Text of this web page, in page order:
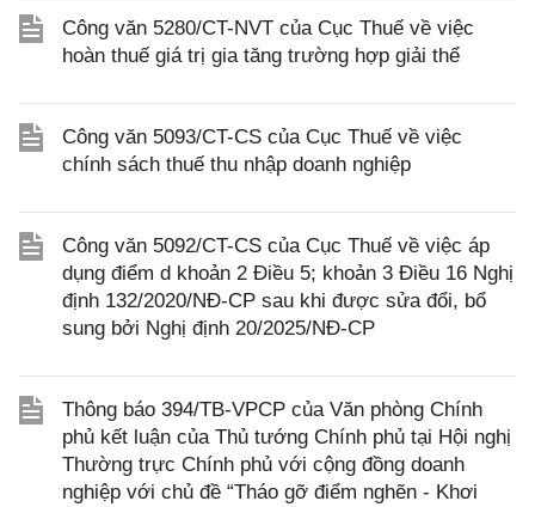
Công văn 5280/CT-NVT của Cục Thuế về việc
hoàn thuế giá trị gia tăng trường hợp giải thể
Công văn 5093/CT-CS của Cục Thuế về việc
chính sách thuế thu nhập doanh nghiệp
Công văn 5092/CT-CS của Cục Thuế về việc áp
dụng điểm d khoản 2 Điều 5; khoản 3 Điều 16 Nghị
định 132/2020/NĐ-CP sau khi được sửa đổi, bổ
sung bởi Nghị định 20/2025/NĐ-CP
Thông báo 394/TB-VPCP của Văn phòng Chính
phủ kết luận của Thủ tướng Chính phủ tại Hội nghị
Thường trực Chính phủ với cộng đồng doanh
nghiệp với chủ đề “Tháo gỡ điểm nghẽn - Khơi